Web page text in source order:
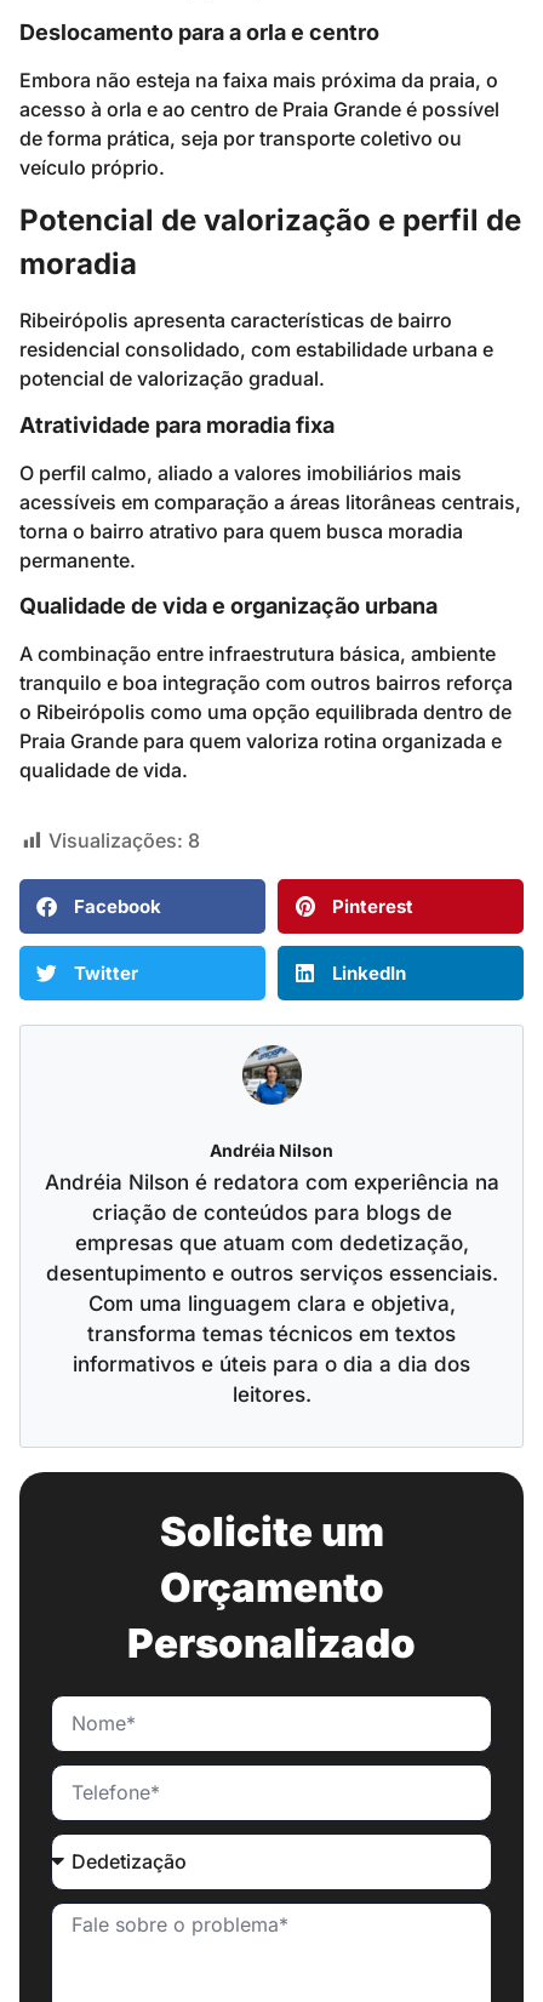
Deslocamento para a orla e centro
Embora não esteja na faixa mais próxima da praia, o
acesso à orla e ao centro de Praia Grande é possível
de forma prática, seja por transporte coletivo ou
veículo próprio.
Potencial de valorização e perfil de
moradia
Ribeirópolis apresenta características de bairro
residencial consolidado, com estabilidade urbana e
potencial de valorização gradual.
Atratividade para moradia fixa
O perfil calmo, aliado a valores imobiliários mais
acessíveis em comparação a áreas litorâneas centrais,
torna o bairro atrativo para quem busca moradia
permanente.
Qualidade de vida e organização urbana
A combinação entre infraestrutura básica, ambiente
tranquilo e boa integração com outros bairros reforça
o Ribeirópolis como uma opção equilibrada dentro de
Praia Grande para quem valoriza rotina organizada e
qualidade de vida.
Visualizações: 8
Facebook Pinterest
Twitter LinkedIn
Andréia Nilson
Andréia Nilson é redatora com experiência na
criação de conteúdos para blogs de
empresas que atuam com dedetização,
desentupimento e outros serviços essenciais.
Com uma linguagem clara e objetiva,
transforma temas técnicos em textos
informativos e úteis para o dia a dia dos
leitores.
Solicite um
Orçamento
Personalizado